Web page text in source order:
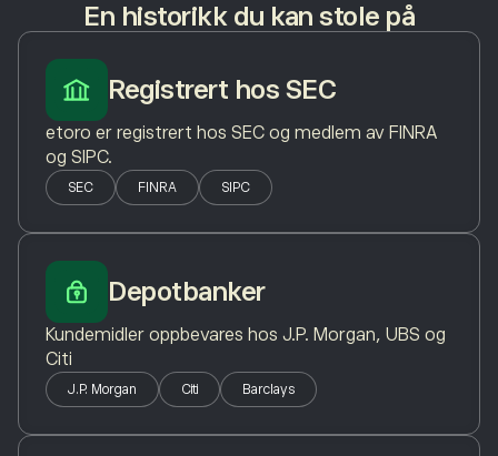
En historikk du kan stole på
Registrert hos SEC
etoro er registrert hos SEC og medlem av FINRA
og SIPC.
SEC FINRA SIPC
Depotbanker
Kundemidler oppbevares hos J.P. Morgan, UBS og
Citi
J.P. Morgan Citi Barclays